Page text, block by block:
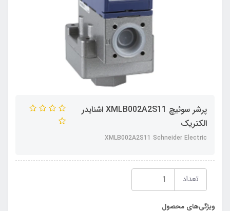
پرشر سوئیچ XMLB002A2S11 اشنایدر
الکتریک
XMLB002A2S11 Schneider Electric
تعداد
ویژگی‌های محصول